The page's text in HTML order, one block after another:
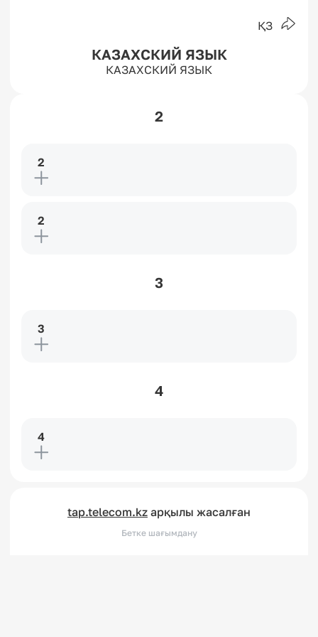
ҚЗ
КАЗАХСКИЙ ЯЗЫК
КАЗАХСКИЙ ЯЗЫК
2
2
2
3
3
4
4
tap.telecom.kz арқылы жасалған
Бетке шағымдану